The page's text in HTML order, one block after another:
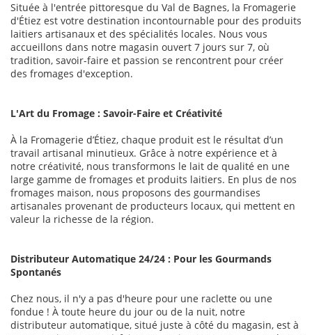
Située à l'entrée pittoresque du Val de Bagnes, la Fromagerie
d'Étiez est votre destination incontournable pour des produits
laitiers artisanaux et des spécialités locales. Nous vous
accueillons dans notre magasin ouvert 7 jours sur 7, où
tradition, savoir-faire et passion se rencontrent pour créer
des fromages d'exception.
L'Art du Fromage : Savoir-Faire et Créativité
À la Fromagerie d’Étiez, chaque produit est le résultat d’un
travail artisanal minutieux. Grâce à notre expérience et à
notre créativité, nous transformons le lait de qualité en une
large gamme de fromages et produits laitiers. En plus de nos
fromages maison, nous proposons des gourmandises
artisanales provenant de producteurs locaux, qui mettent en
valeur la richesse de la région.
Distributeur Automatique 24/24 : Pour les Gourmands
Spontanés
Chez nous, il n'y a pas d'heure pour une raclette ou une
fondue ! À toute heure du jour ou de la nuit, notre
distributeur automatique, situé juste à côté du magasin, est à